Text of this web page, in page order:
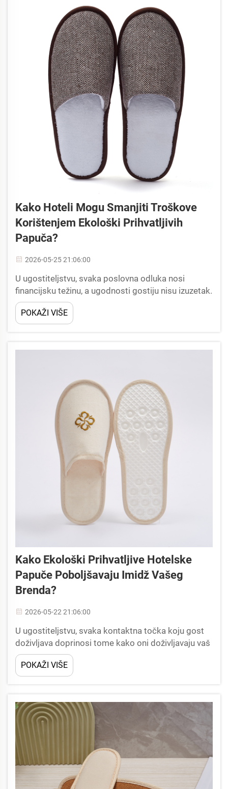
Kako Hoteli Mogu Smanjiti Troškove
Korištenjem Ekološki Prihvatljivih
Papuča?
2026-05-25 21:06:00
U ugostiteljstvu, svaka poslovna odluka nosi
financijsku težinu, a ugodnosti gostiju nisu izuzetak.
ekološki prihvatljivi hotelski papuče su se pojavile
kao jedno od najpraktičnijih alata za hotele koji žele
smanjiti troškove bez kompromisa...
POKAŽI VIŠE
Kako Ekološki Prihvatljive Hotelske
Papuče Poboljšavaju Imidž Vašeg
Brenda?
2026-05-22 21:06:00
U ugostiteljstvu, svaka kontaktna točka koju gost
doživljava doprinosi tome kako oni doživljavaju vaš
brend. Od broja niti na postelji do toaletnih
potrepština na polici u kupaonici, ovi naizgled mali
detalji glasno komuniciraju vaše vrijednosti...
POKAŽI VIŠE